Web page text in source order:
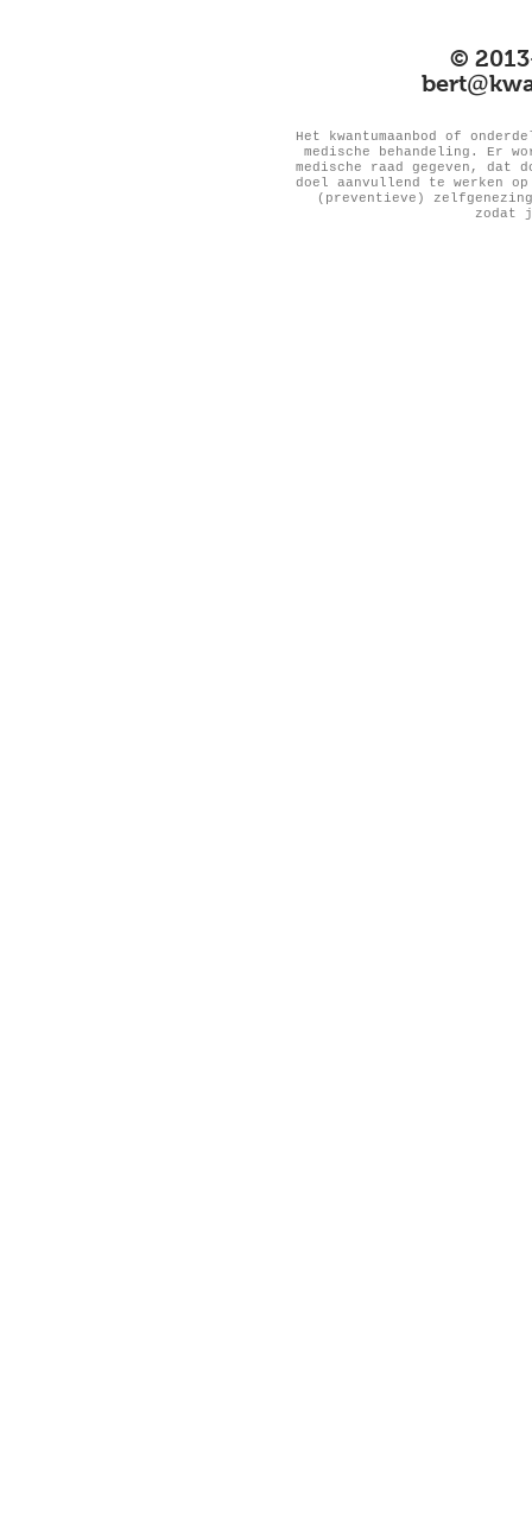
©
bert@
Het kwantumaanbod of
medische behandeling. Er
medische raad gegeven, dat
doel aanvullend te werken
(preventieve)
zodat